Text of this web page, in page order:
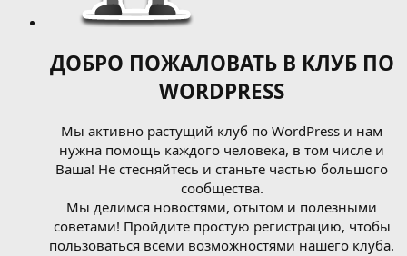
ДОБРО ПОЖАЛОВАТЬ В КЛУБ ПО
WORDPRESS
Мы активно растущий клуб по WordPress и нам
нужна помощь каждого человека, в том числе и
Ваша! Не стесняйтесь и станьте частью большого
сообщества.
Мы делимся новостями, отытом и полезными
советами! Пройдите простую регистрацию, чтобы
пользоваться всеми возможностями нашего клуба.